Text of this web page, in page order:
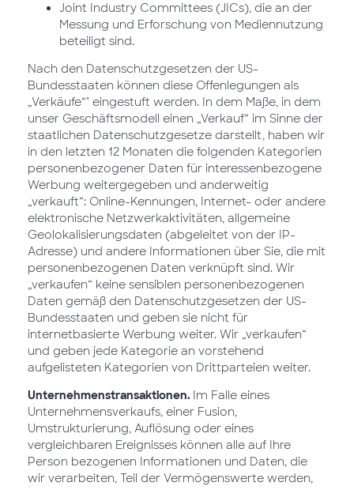
Joint Industry Committees (JICs), die an der
Messung und Erforschung von Mediennutzung
beteiligt sind.
Nach den Datenschutzgesetzen der US-
Bundesstaaten können diese Offenlegungen als
„Verkäufe“" eingestuft werden. In dem Maße, in dem
unser Geschäftsmodell einen „Verkauf“ im Sinne der
staatlichen Datenschutzgesetze darstellt, haben wir
in den letzten 12 Monaten die folgenden Kategorien
personenbezogener Daten für interessenbezogene
Werbung weitergegeben und anderweitig
„verkauft“: Online-Kennungen, Internet- oder andere
elektronische Netzwerkaktivitäten, allgemeine
Geolokalisierungsdaten (abgeleitet von der IP-
Adresse) und andere Informationen über Sie, die mit
personenbezogenen Daten verknüpft sind. Wir
„verkaufen“ keine sensiblen personenbezogenen
Daten gemäß den Datenschutzgesetzen der US-
Bundesstaaten und geben sie nicht für
internetbasierte Werbung weiter. Wir „verkaufen“
und geben jede Kategorie an vorstehend
aufgelisteten Kategorien von Drittparteien weiter.
Unternehmenstransaktionen. Im Falle eines
Unternehmensverkaufs, einer Fusion,
Umstrukturierung, Auflösung oder eines
vergleichbaren Ereignisses können alle auf Ihre
Person bezogenen Informationen und Daten, die
wir verarbeiten, Teil der Vermögenswerte werden,